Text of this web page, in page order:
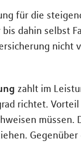
für die
dahin selbst
nicht
zahlt im
richtet.
müssen.